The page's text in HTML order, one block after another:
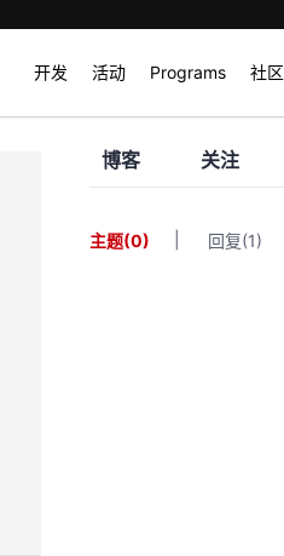
开发 活动 Programs 社区
博客 关注
主题(0) 回复(1)